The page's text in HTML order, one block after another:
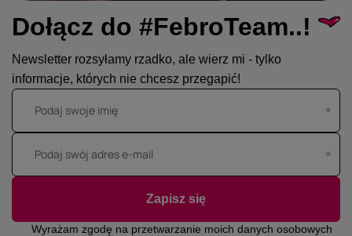
Eqode to linia podstawowa marki Equiline. Czapraki
Eqode mają prostszą konstrukcję bez systemu
amortyzacji nacisku siodła i bez technologicznych
wkładów amortyzujących, w niższym przedziale
cenowym. Czapraki Equiline mają zaawansowany
wkład amortyzujący i więcej dostępnych linii
produktowych. Funkcjonalnie obie marki dzielą
wspólne cechy bazowe: anatomiczne wcięcie pod
kłąb i klasyczne pikowanie.
Czy czaprak Eqode wystarczy do
skoków?
Dołącz do #FebroTeam..!
Newsletter rozsyłamy rzadko, ale wierz mi - tylko
informacje, których nie chcesz przegapić!
Podaj swoje imię
Podaj swój adres e-mail
Wyrażam zgodę na przetwarzanie moich danych osobowych
Zapisz się